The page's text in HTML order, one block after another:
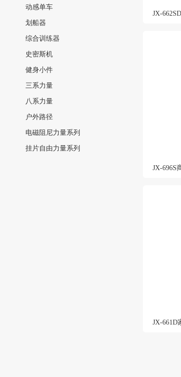
动感单车
划船器
综合训练器
史密斯机
健身小件
三系力量
八系力量
户外路径
电磁阻尼力量系列
挂片自由力量系列
JX-
JX-696S
JX-661D